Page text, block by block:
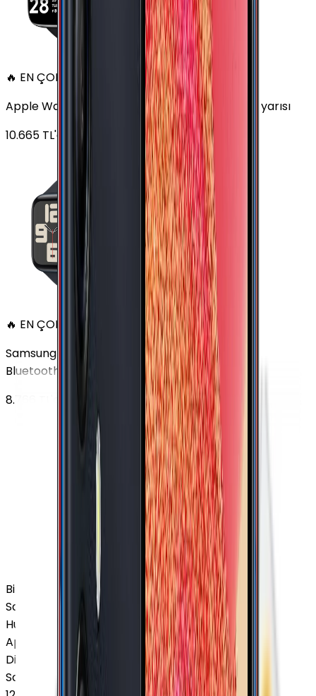
🔥 EN ÇOK SATAN
Apple Watch SE Alüminyum 44mm GPS Gece yarısı
10.665 TL'den başlayan fiyatlar
🔥 EN ÇOK SATAN
Samsung Galaxy Watch 7 Alüminyum 44 mm
Bluetooth Wi-Fi Yeşil
8.766
başlayan fiyatlar
Bilgisayar / Tablet
Samsung Tablet
Huawei Tablet
Apple Macbook
Diğer Markalar
Samsung Tablet